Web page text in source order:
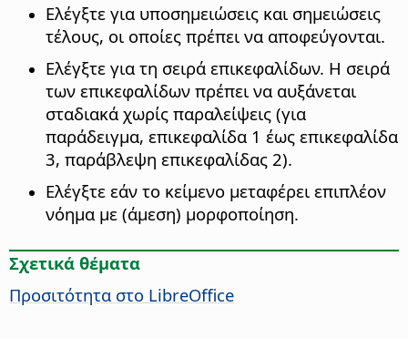
Ελέγξτε για υποσημειώσεις και σημειώσεις
τέλους, οι οποίες πρέπει να αποφεύγονται.
Ελέγξτε για τη σειρά επικεφαλίδων. Η σειρά
των επικεφαλίδων πρέπει να αυξάνεται
σταδιακά χωρίς παραλείψεις (για
παράδειγμα, επικεφαλίδα 1 έως επικεφαλίδα
3, παράβλεψη επικεφαλίδας 2).
Ελέγξτε εάν το κείμενο μεταφέρει επιπλέον
νόημα με (άμεση) μορφοποίηση.
Σχετικά θέματα
Προσιτότητα στο LibreOffice